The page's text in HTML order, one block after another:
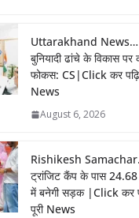
Uttarakhand News…
बुनियादी ढांचे के विकास पर
फोकस: CS|Click कर
News
August 6, 2026
Rishikesh
ट्रांजिट कैंप के पास
में बनेगी सड़क |Click कर
पूरी News